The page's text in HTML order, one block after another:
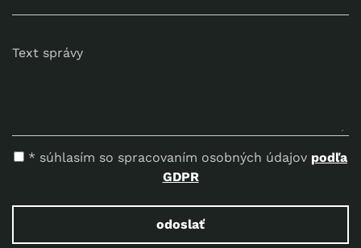
Text správy
* súhlasím so spracovaním osobných údajov podľa
GDPR
odoslať